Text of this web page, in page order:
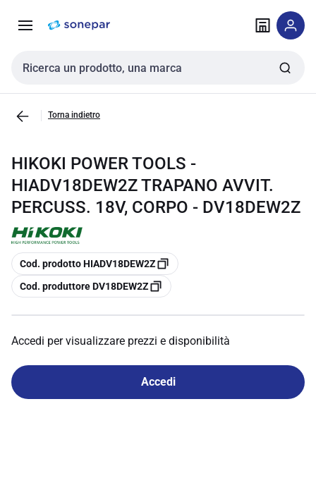
navigazione alla
Cerca input
Torna indietro
HIKOKI POWER TOOLS -
HIADV18DEW2Z TRAPANO AVVIT.
PERCUSS. 18V, CORPO - DV18DEW2Z
copia
Cod. prodotto HIADV18DEW2Z
copia
Cod. produttore DV18DEW2Z
Accedi per visualizzare prezzi e disponibilità
Accedi